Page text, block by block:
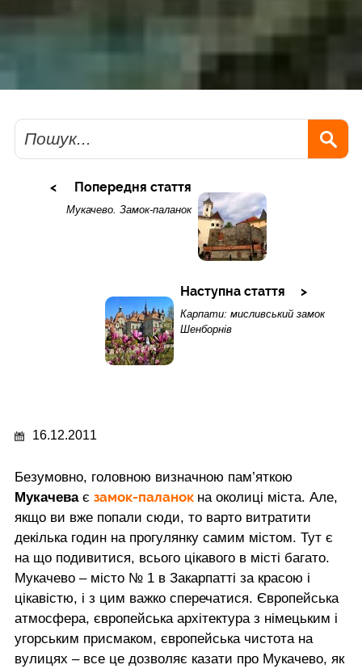
Пошук
Попередня стаття
Мукачево. Замок-паланок
Наступна стаття
Карпати: мисливський замок
Шенборнів
16.12.2011
Безумовно, головною визначною пам’яткою
Мукачева є замок-паланок на околиці міста. Але,
якщо ви вже попали сюди, то варто витратити
декілька годин на прогулянку самим містом. Тут є
на що подивитися, всього цікавого в місті багато.
Мукачево – місто № 1 в Закарпатті за красою і
цікавістю, і з цим важко сперечатися. Європейська
атмосфера, європейська архітектура з німецьким і
угорським присмаком, європейська чистота на
вулицях – все це дозволяє казати про Мукачево, як